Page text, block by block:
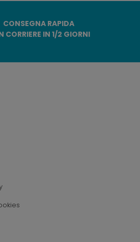
CONSEGNA RAPIDA
CORRIERE IN 1/2 GIORNI